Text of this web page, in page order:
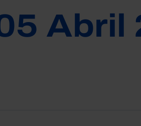
Abril